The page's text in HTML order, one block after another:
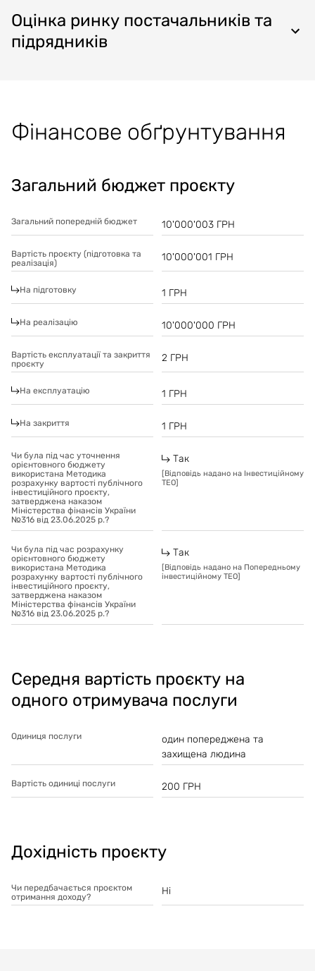
Оцінка ринку постачальників та
підрядників
Фінансове обґрунтування
Загальний бюджет проєкту
Загальний попередній бюджет 10'000'003 ГРН
Вартість проєкту (підготовка та
реалізація)
10'000'001 ГРН
На підготовку 1 ГРН
На реалізацію 10'000'000 ГРН
Вартість експлуатації та закриття
проєкту
2 ГРН
На експлуатацію 1 ГРН
На закриття 1 ГРН
Чи була під час уточнення
орієнтовного бюджету
використана Методика
розрахунку вартості публічного
інвестиційного проєкту,
затверджена наказом
Міністерства фінансів України
№316 від 23.06.2025 р.?
Так
[Відповідь надано на Інвестиційному
ТЕО]
Чи була під час розрахунку
орієнтовного бюджету
використана Методика
розрахунку вартості публічного
інвестиційного проєкту,
затверджена наказом
Міністерства фінансів України
№316 від 23.06.2025 р.?
Так
[Відповідь надано на Попередньому
інвестиційному ТЕО]
Середня вартість проєкту на
одного отримувача послуги
Одиниця послуги
один попереджена та
захищена людина
Вартість одиниці послуги 200 ГРН
Дохідність проєкту
Чи передбачається проєктом
отримання доходу?
Ні